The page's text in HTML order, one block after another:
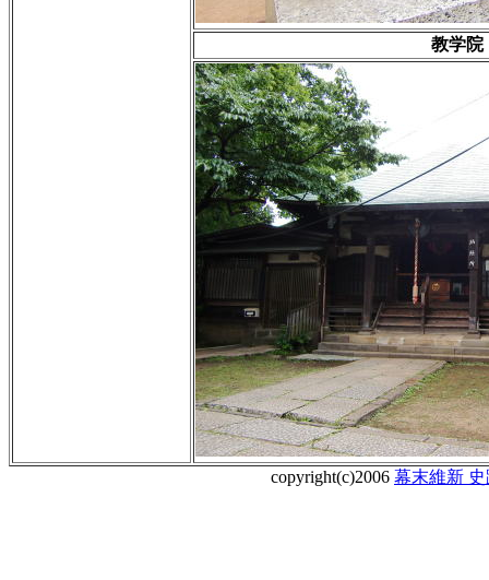
教学院
copyright(c)2006 幕末維新